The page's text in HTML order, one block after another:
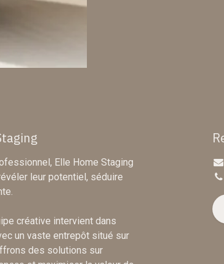
Elle Home Staging
leur potentiel, séduire
créative intervient dans
un vaste entrepôt situé sur
des solutions sur